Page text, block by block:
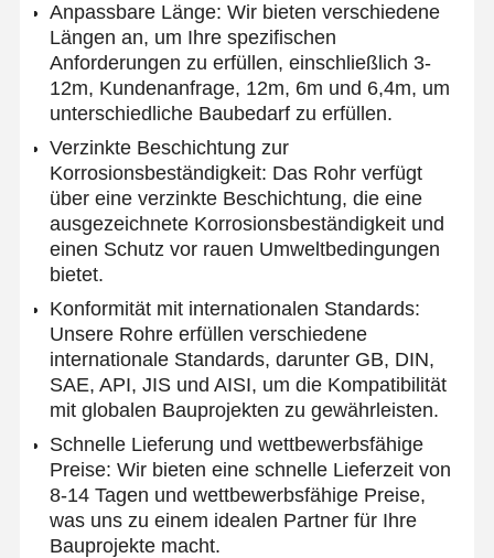
Startseite Produkte Über Uns Fabrik Tour
Anpassbare Länge: Wir bieten verschiedene
Längen an, um Ihre spezifischen
Anforderungen zu erfüllen, einschließlich 3-
12m, Kundenanfrage, 12m, 6m und 6,4m, um
unterschiedliche Baubedarf zu erfüllen.
Verzinkte Beschichtung zur
Korrosionsbeständigkeit: Das Rohr verfügt
über eine verzinkte Beschichtung, die eine
ausgezeichnete Korrosionsbeständigkeit und
einen Schutz vor rauen Umweltbedingungen
bietet.
Konformität mit internationalen Standards:
Unsere Rohre erfüllen verschiedene
internationale Standards, darunter GB, DIN,
SAE, API, JIS und AISI, um die Kompatibilität
mit globalen Bauprojekten zu gewährleisten.
Schnelle Lieferung und wettbewerbsfähige
Preise: Wir bieten eine schnelle Lieferzeit von
8-14 Tagen und wettbewerbsfähige Preise,
was uns zu einem idealen Partner für Ihre
Bauprojekte macht.